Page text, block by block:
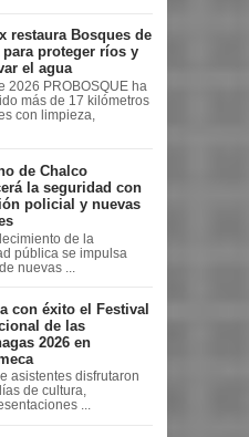
restaura Bosques de
para proteger ríos y
el agua
2026 PROBOSQUE ha
más de 17 kilómetros
con limpieza,
de Chalco
la seguridad con
policial y nuevas
de la
pública se impulsa
nuevas ...
con éxito el Festival
de las
2026 en
asistentes disfrutaron
de cultura,
...